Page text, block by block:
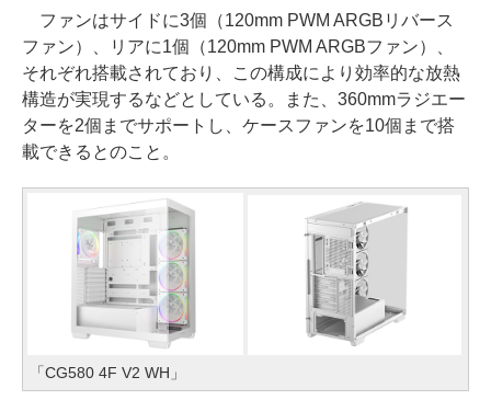
ファンはサイドに3個（120mm PWM ARGBリバース
ファン）、リアに1個（120mm PWM ARGBファン）、
それぞれ搭載されており、この構成により効率的な放熱
構造が実現するなどとしている。また、360mmラジエー
ターを2個までサポートし、ケースファンを10個まで搭
載できるとのこと。
「CG580 4F V2 WH」